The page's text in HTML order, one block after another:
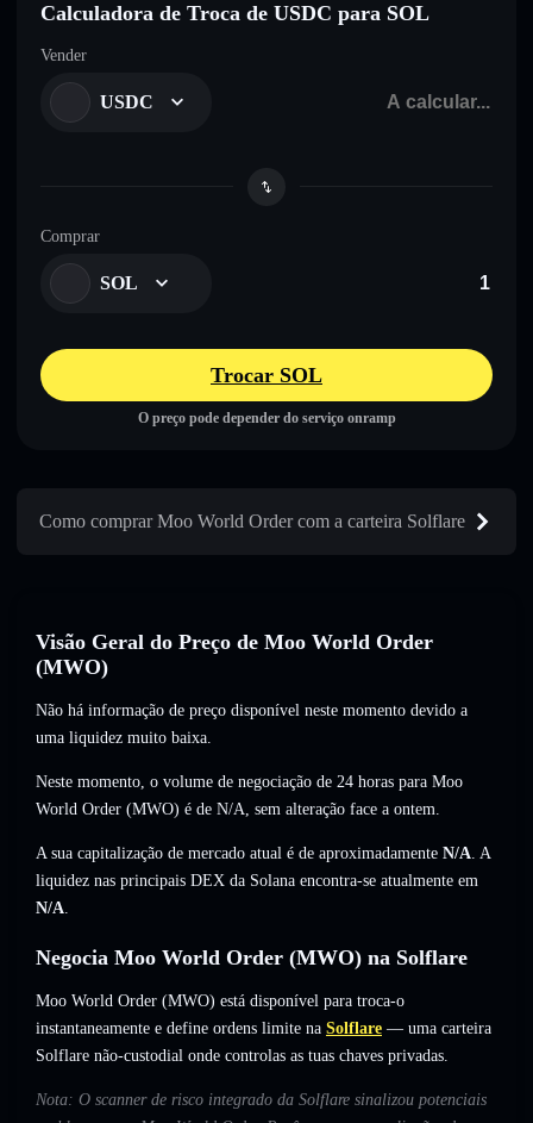
Calculadora de Troca de USDC para SOL
Vender
USDC
Comprar
SOL
Trocar SOL
O preço pode depender do serviço onramp
Como comprar Moo World Order com a carteira Solflare
Visão Geral do Preço de Moo World Order
(MWO)
Não há informação de preço disponível neste momento devido a
uma liquidez muito baixa.
Neste momento, o volume de negociação de 24 horas para Moo
World Order (MWO) é de N/A, sem alteração face a ontem.
A sua capitalização de mercado atual é de aproximadamente N/A. A
liquidez nas principais DEX da Solana encontra-se atualmente em
N/A.
Negocia Moo World Order (MWO) na Solflare
Moo World Order (MWO) está disponível para troca-o
instantaneamente e define ordens limite na Solflare — uma carteira
Solflare não-custodial onde controlas as tuas chaves privadas.
Nota: O scanner de risco integrado da Solflare sinalizou potenciais